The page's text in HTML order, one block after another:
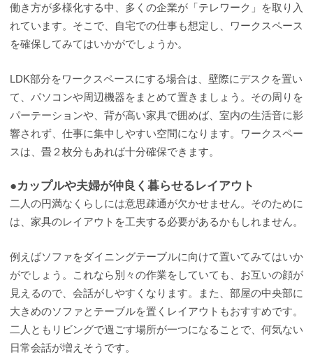
働き方が多様化する中、多くの企業が「テレワーク」を取り入
れています。そこで、自宅での仕事も想定し、ワークスペース
を確保してみてはいかがでしょうか。
LDK部分をワークスペースにする場合は、壁際にデスクを置い
て、パソコンや周辺機器をまとめて置きましょう。その周りを
パーテーションや、背が高い家具で囲めば、室内の生活音に影
響されず、仕事に集中しやすい空間になります。ワークスペー
スは、畳２枚分もあれば十分確保できます。
●カップルや夫婦が仲良く暮らせるレイアウト
二人の円満なくらしには意思疎通が欠かせません。そのために
は、家具のレイアウトを工夫する必要があるかもしれません。
例えばソファをダイニングテーブルに向けて置いてみてはいか
がでしょう。これなら別々の作業をしていても、お互いの顔が
見えるので、会話がしやすくなります。また、部屋の中央部に
大きめのソファとテーブルを置くレイアウトもおすすめです。
二人ともリビングで過ごす場所が一つになることで、何気ない
日常会話が増えそうです。